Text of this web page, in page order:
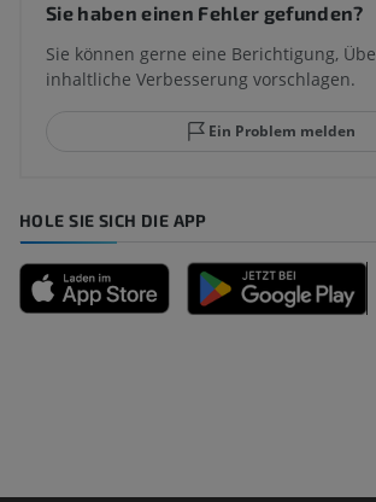
Sie haben einen Fehler gefunden?
Sie können gerne eine Berichtigung,
inhaltliche Verbesserung vorschlagen.
Ein Problem melden
HOLE SIE SICH DIE APP